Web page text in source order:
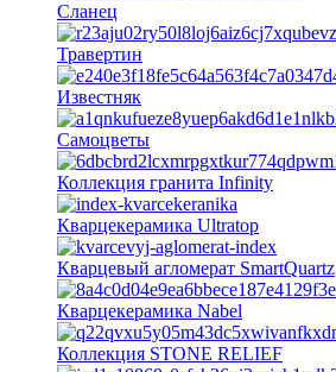
Сланец
Травертин
Известняк
Самоцветы
Коллекция гранита Infinity
Кварцекерамика Ultratop
Кварцевый агломерат SmartQuartz
Кварцекерамика Nabel
Коллекция STONE RELIEF